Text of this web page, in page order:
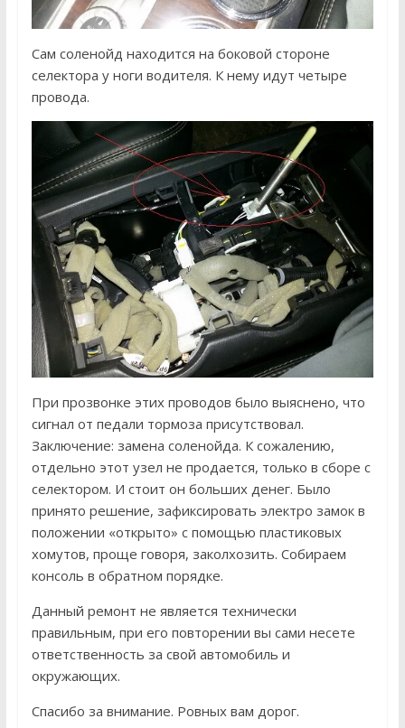
Сам соленойд находится на боковой стороне
селектора у ноги водителя. К нему идут четыре
провода.
При прозвонке этих проводов было выяснено, что
сигнал от педали тормоза присутствовал.
Заключение: замена соленойда. К сожалению,
отдельно этот узел не продается, только в сборе с
селектором. И стоит он больших денег. Было
принято решение, зафиксировать электро замок в
положении «открыто» с помощью пластиковых
хомутов, проще говоря, заколхозить. Собираем
консоль в обратном порядке.
Данный ремонт не является технически
правильным, при его повторении вы сами несете
ответственность за свой автомобиль и
окружающих.
Спасибо за внимание. Ровных вам дорог.